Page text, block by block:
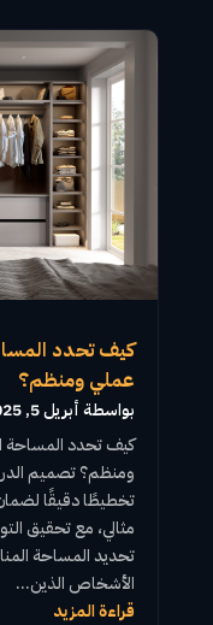
كيف تحدد
عملي ومنظم؟
بواسطة ‪أبريل 5, 2025
كيف تحدد المساحة
ومنظم؟تصميم
تخطيطًا دقيقًا
مثالي، مع تحقيق
تحديد المساحة
الأشخاص الذين...
قراءة المزيد